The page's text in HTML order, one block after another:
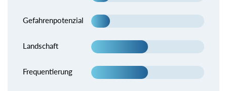
Gefahrenpotenzial
Landschaft
Frequentierung